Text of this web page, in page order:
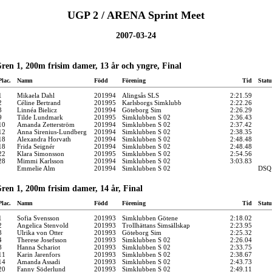
UGP 2 / ARENA Sprint Meet
2007-03-24
1, 200m frisim damer, 13 år och yngre, Final
Namn Född Förening Tid
Mikaela Dahl 201994 Alingsås SLS
2:21.59
Céline Bertrand 201995 Karlsborgs Simklubb
2:22.26
Linnéa Bielicz 201994 Göteborg Sim
2:26.29
Tilde Lundmark 201995 Simklubben S 02
2:36.43
Amanda Zetterström 201994 Simklubben S 02
2:37.42
Anna Sirenius-Lundberg 201994 Simklubben S 02
2:38.35
Alexandra Horvath 201994 Simklubben S 02
2:48.48
Frida Seignér 201994 Simklubben S 02
2:48.48
Klara Simonsson 201995 Simklubben S 02
2:54.56
Mimmi Karlsson 201994 Simklubben S 02
3:03.83
Emmelie Alm
201994 Simklubben S 02 DSQ
1, 200m frisim damer, 14 år, Final
Namn Född Förening Tid
Sofia Svensson 201993 Simklubben Götene
2:18.02
Angelica Stenvold 201993 Trollhättans Simsällskap
2:23.95
Ulrika von Otter 201993 Göteborg Sim
2:25.32
Therese Josefsson 201993 Simklubben S 02
2:26.04
Hanna Schariot 201993 Simklubben S 02
2:33.75
Karin Jarenfors 201993 Simklubben S 02
2:38.67
Amanda Assadi 201993 Simklubben S 02
2:43.73
Fanny Söderlund 201993 Simklubben S 02 2:49.11